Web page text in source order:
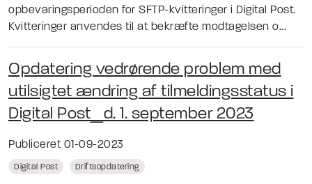
opbevaringsperioden for SFTP-kvitteringer i Digital Post.
Kvitteringer anvendes til at bekræfte modtagelsen o...
Opdatering vedrørende problem med
utilsigtet ændring af tilmeldingsstatus i
Digital Post_d. 1. september 2023
Publiceret 01-09-2023
Digital Post Driftsopdatering